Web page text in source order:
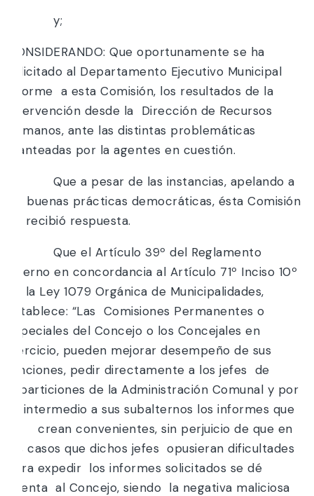
y;
CONSIDERANDO: Que oportunamente se ha
solicitado al Departamento Ejecutivo Municipal
informe a esta Comisión, los resultados de la
intervención desde la Dirección de Recursos
Humanos, ante las distintas problemáticas
planteadas por la agentes en cuestión.
Que a pesar de las instancias, apelando a
las buenas prácticas democráticas, ésta Comisión
no recibió respuesta.
Que el Artículo 39º del Reglamento
Interno en concordancia al Artículo 71º Inciso 10º
de la Ley 1079 Orgánica de Municipalidades,
establece: “Las Comisiones Permanentes o
Especiales del Concejo o los Concejales en
ejercicio, pueden mejorar desempeño de sus
funciones, pedir directamente a los jefes de
reparticiones de la Administración Comunal y por
su intermedio a sus subalternos los informes que
crean convenientes, sin perjuicio de que en
los casos que dichos jefes opusieran dificultades
para expedir los informes solicitados se dé
cuenta al Concejo, siendo la negativa maliciosa